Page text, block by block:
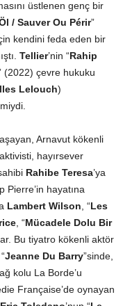
üstlenen genç bir
/ Sauver Ou Périr”
kendini feda eden bir
Tellier’nin “Rahip
(2022) çevre hukuku
Lelouch)
Arnavut kökenli
hayırsever
Rahibe Teresa’ya
hayatına
Lambert Wilson , “Les
, “Mücadele Dolu Bir
Bu tiyatro kökenli aktör
Jeanne Du Barry”sinde,
kolu La Borde’u
Française’de oynayan